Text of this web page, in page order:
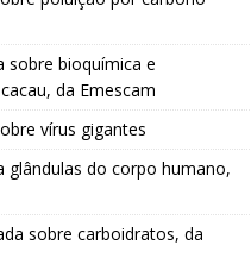
sobre bioquímica e
da Emescam
vírus gigantes
glândulas do corpo humano,
sobre carboidratos, da